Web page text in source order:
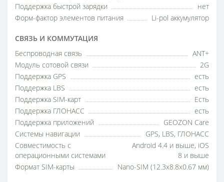
Поддержка быстрой зарядки
нет
Форм-фактор элементов питания
Li-pol аккумулятор
СВЯЗЬ И КОММУТАЦИЯ
Беспроводная связь
ANT+
Модуль сотовой связи
2G
Поддержка GPS
есть
Поддержка LBS
есть
Поддержка SIM-карт
Есть
Поддержка ГЛОНАCC
есть
Поддержка приложений
GEOZON Care
Системы навигации
GPS, LBS, ГЛОНАСС
Совместимость с
операционными системами
Android 4.4 и выше, iOS
8 и вышe
Формат SIM-карты
Nano-SIM (12.3x8.8x0.67 мм)